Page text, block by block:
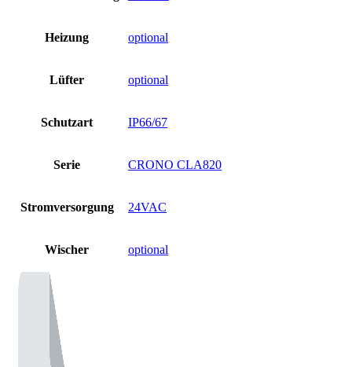
Heizung optional
Lüfter optional
Schutzart IP66/67
Serie CRONO CLA820
Stromversorgung 24VAC
Wischer optional